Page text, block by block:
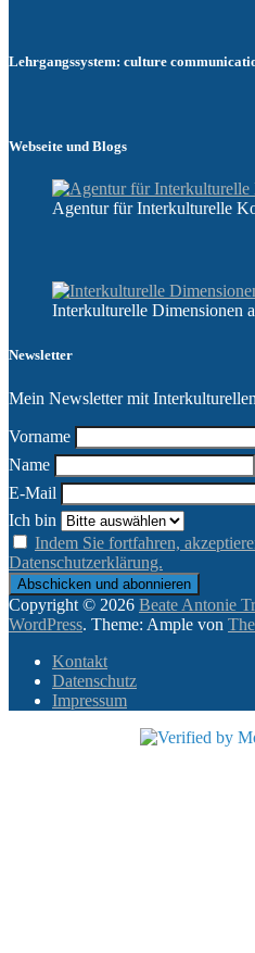
Lehrgangssystem: culture
Webseite und Blogs
Agentur für Interkulturelle
Interkulturelle Dimensionen
Newsletter
Mein Newsletter mit
Vorname
Name
E-Mail
Ich bin
Indem Sie fortfahren,
Datenschutzerklärung.
Copyright © 2026 Beate Antonie
WordPress. Theme: Ample von
Kontakt
Datenschutz
Impressum